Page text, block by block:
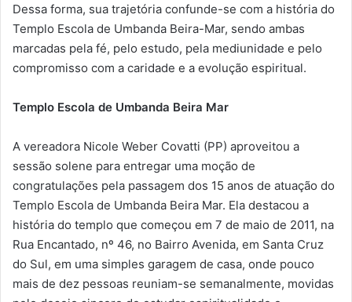
Dessa forma, sua trajetória confunde-se com a história do
Templo Escola de Umbanda Beira-Mar, sendo ambas
marcadas pela fé, pelo estudo, pela mediunidade e pelo
compromisso com a caridade e a evolução espiritual.
Templo Escola de Umbanda Beira Mar
A vereadora Nicole Weber Covatti (PP) aproveitou a
sessão solene para entregar uma moção de
congratulações pela passagem dos 15 anos de atuação do
Templo Escola de Umbanda Beira Mar. Ela destacou a
história do templo que começou em 7 de maio de 2011, na
Rua Encantado, nº 46, no Bairro Avenida, em Santa Cruz
do Sul, em uma simples garagem de casa, onde pouco
mais de dez pessoas reuniam-se semanalmente, movidas